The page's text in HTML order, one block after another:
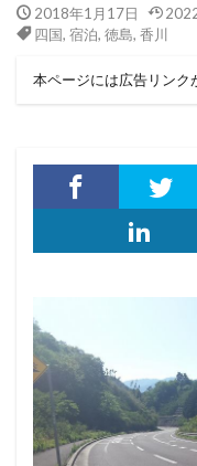
2018年1月17日
四国, 宿泊, 徳島, 香川
本ページには広告リンク